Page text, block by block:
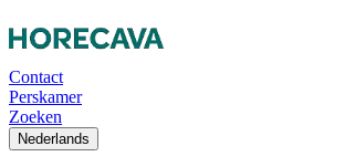
Contact
Perskamer
Zoeken
Nederlands